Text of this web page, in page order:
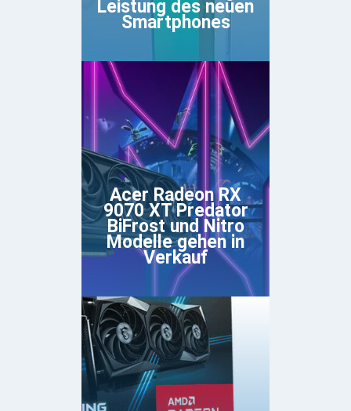
Leistung des neuen
Smartphones
Acer Radeon RX
9070 XT Predator
BiFrost und Nitro
Modelle gehen in
Verkauf